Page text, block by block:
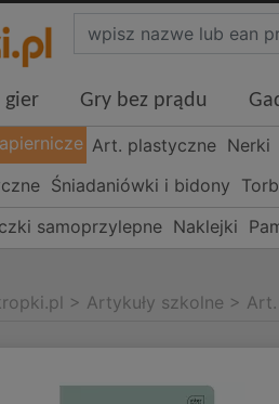
gier Gry bez prądu
Art. plastyczne Nerki
Śniadaniówki i bidony
samoprzylepne Naklejki
> Artykuły szkolne >